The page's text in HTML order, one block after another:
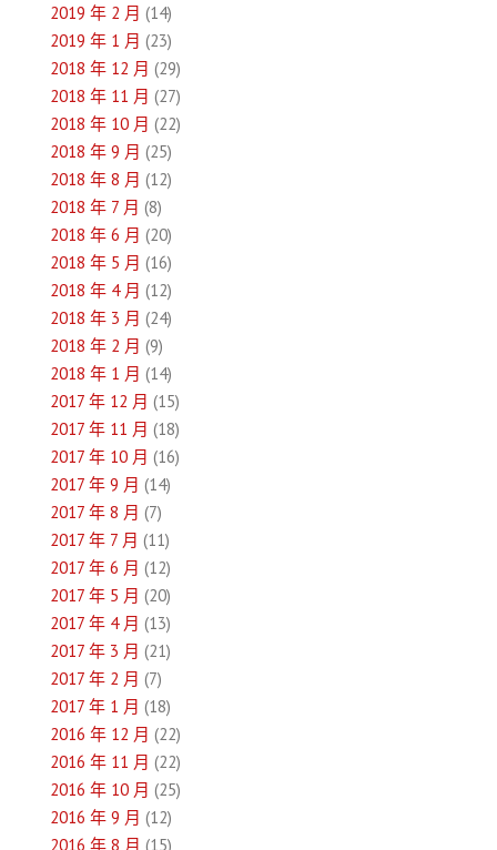
2019 年 2 月 (14)
2019 年 1 月 (23)
2018 年 12 月 (29)
2018 年 11 月 (27)
2018 年 10 月 (22)
2018 年 9 月 (25)
2018 年 8 月 (12)
2018 年 7 月 (8)
2018 年 6 月 (20)
2018 年 5 月 (16)
2018 年 4 月 (12)
2018 年 3 月 (24)
2018 年 2 月 (9)
2018 年 1 月 (14)
2017 年 12 月 (15)
2017 年 11 月 (18)
2017 年 10 月 (16)
2017 年 9 月 (14)
2017 年 8 月 (7)
2017 年 7 月 (11)
2017 年 6 月 (12)
2017 年 5 月 (20)
2017 年 4 月 (13)
2017 年 3 月 (21)
2017 年 2 月 (7)
2017 年 1 月 (18)
2016 年 12 月 (22)
2016 年 11 月 (22)
2016 年 10 月 (25)
2016 年 9 月 (12)
2016 年 8 月 (15)